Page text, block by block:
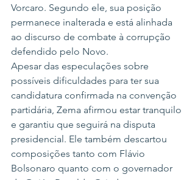
Vorcaro. Segundo ele, sua posição
permanece inalterada e está alinhada
ao discurso de combate à corrupção
defendido pelo Novo.
Apesar das especulações sobre
possíveis dificuldades para ter sua
candidatura confirmada na convenção
partidária, Zema afirmou estar tranquilo
e garantiu que seguirá na disputa
presidencial. Ele também descartou
composições tanto com Flávio
Bolsonaro quanto com o governador